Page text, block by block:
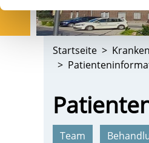
Startseite
Team